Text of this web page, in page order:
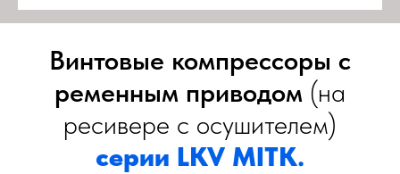
Винтовые компрессоры с
ременным приводом (на
ресивере с осушителем)
серии LKV MITK.